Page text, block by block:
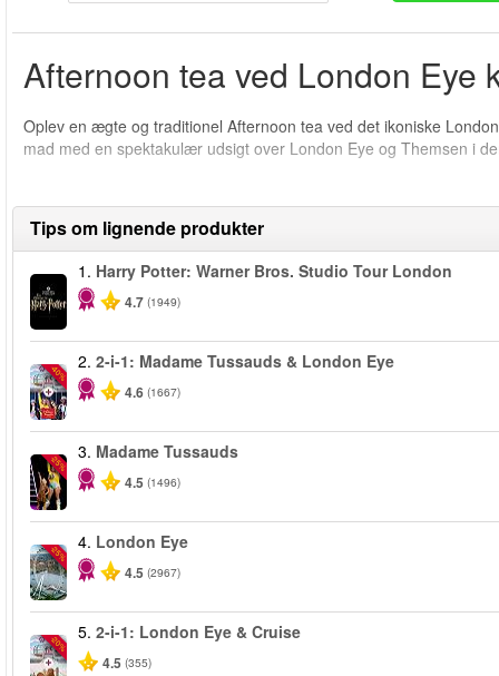
Afternoon tea ved London
Oplev en ægte og traditionel Afternoon tea ved det ikoniske
mad med en spektakulær udsigt over London Eye og Themsen i
Tips om lignende produkter
1. Harry Potter: Warner Bros. Studio Tour London
4.7 (1949)
-40%
2. 2-i-1: Madame Tussauds & London Eye
4.6 (1667)
-25%
3. Madame Tussauds
4.5 (1496)
-25%
4. London Eye
4.5 (2967)
-20%
5. 2-i-1: London Eye & Cruise
4.5 (355)